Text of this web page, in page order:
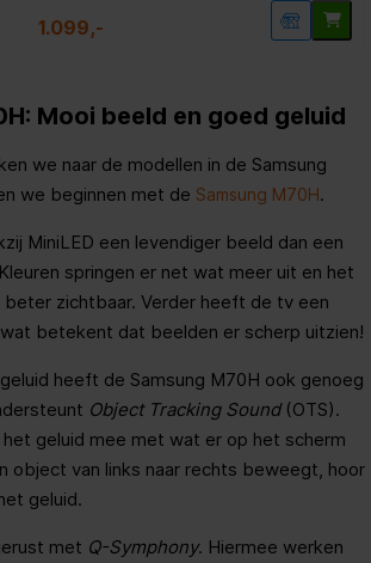
1.099,-
Mooi beeld en goed geluid
we naar de modellen in de Samsung
we beginnen met de Samsung M70H.
MiniLED een levendiger beeld dan een
springen er net wat meer uit en het
beter zichtbaar. Verder heeft de tv een
betekent dat beelden er scherp uitzien!
heeft de Samsung M70H ook genoeg
Object Tracking Sound(OTS).
geluid mee met wat er op het scherm
object van links naar rechts beweegt, hoor
geluid.
met Q-Symphony. Hiermee werken